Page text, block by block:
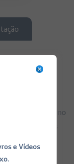
de Las
mandos es uno
profesionales
seguridad de
e Vídeos